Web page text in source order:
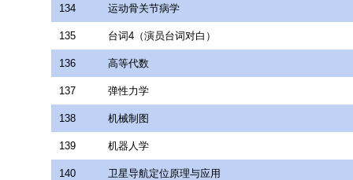
134 运动骨关节病学
135 台词4（演员台词对白）
136 高等代数
137 弹性力学
138 机械制图
139 机器人学
140 卫星导航定位原理与应用